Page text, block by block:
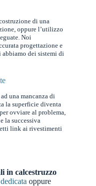
di una
oppure l’utilizzo
Noi
progettazione e
abbiamo dei sistemi di
una mancanza di
la superficie diventa
ovviare al problema,
la successiva
link ai rivestimenti
in calcestruzzo
oppure